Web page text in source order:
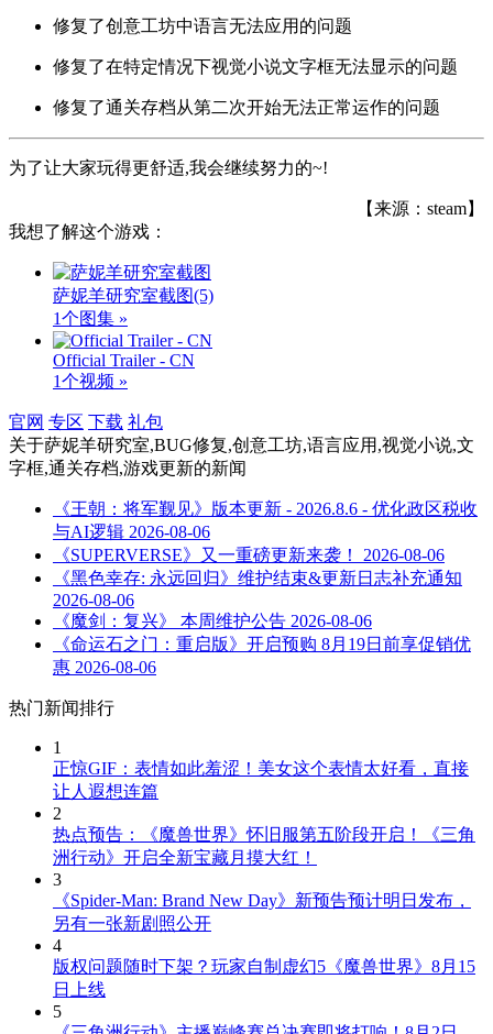
修复了创意工坊中语言无法应用的问题
修复了在特定情况下视觉小说文字框无法显示的问题
修复了通关存档从第二次开始无法正常运作的问题
为了让大家玩得更舒适,我会继续努力的~!
【来源：steam】
我想了解这个游戏：
萨妮羊研究室截图(5)
1个图集 »
Official Trailer - CN
1个视频 »
官网 专区 下载 礼包
关于萨妮羊研究室,BUG修复,创意工坊,语言应用,视觉小说,文
字框,通关存档,游戏更新的新闻
《王朝：将军觐见》版本更新 - 2026.8.6 - 优化政区税收
与AI逻辑 2026-08-06
《SUPERVERSE》又一重磅更新来袭！
2026-08-06
《黑色幸存: 永远回归》维护结束&更新日志补充通知
2026-08-06
《魔剑：复兴》 本周维护公告 2026-08-06
《命运石之门：重启版》开启预购 8月19日前享促销优
惠 2026-08-06
热门新闻排行
1
正惊GIF：表情如此羞涩！美女这个表情太好看，直接
让人遐想连篇
2
热点预告：《魔兽世界》怀旧服第五阶段开启！《三角
洲行动》开启全新宝藏月摸大红！
3
《Spider-Man: Brand New Day》新预告预计明日发布，
另有一张新剧照公开
4
版权问题随时下架？玩家自制虚幻5《魔兽世界》8月15
日上线
5